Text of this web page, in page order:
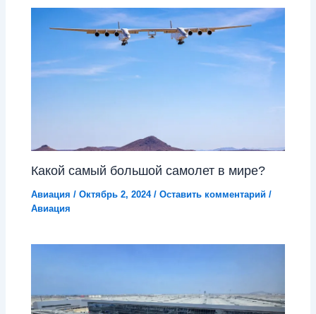
Какой самый большой самолет в мире?
Авиация /Октябрь 2, 2024/Оставить комментарий /
Авиация